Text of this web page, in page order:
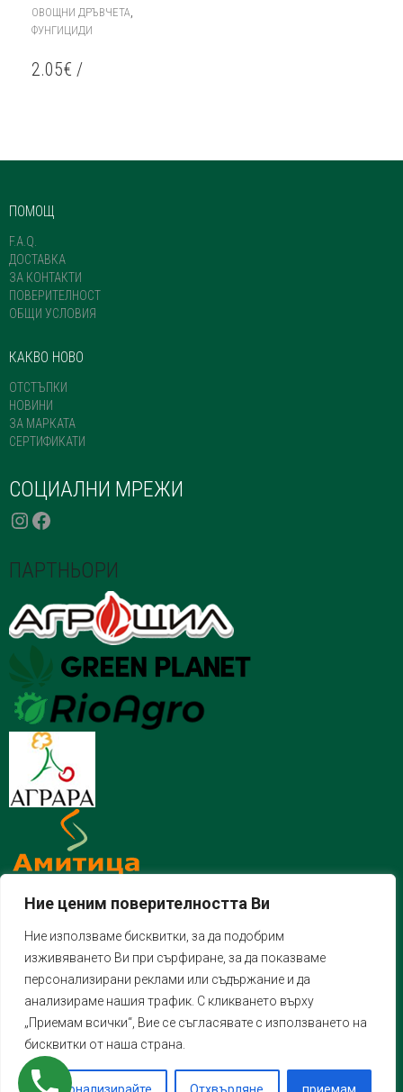
Ние ценим поверителността Ви
Ние използваме бисквитки, за да подобрим
изживяването Ви при сърфиране, за да показваме
персонализирани реклами или съдържание и да
анализираме нашия трафик. С кликването върху
„Приемам всички“, Вие се съгласявате с използването на
бисквитки от наша страна.
ОВОЩНИ ДРЪВЧЕТА
ФУНГИЦИДИ
2.05€ /
ПОМОЩ
F.A.Q.
ДОСТАВКА
ЗА КОНТАКТИ
ПОВЕРИТЕЛНОСТ
ОБЩИ УСЛОВИЯ
КАКВО НОВО
ОТСТЪПКИ
НОВИНИ
ЗА МАРКАТА
СЕРТИФИКАТИ
СОЦИАЛНИ МРЕЖИ
INSTAGRAM
FACEBOOK
ПАРТНЬОРИ